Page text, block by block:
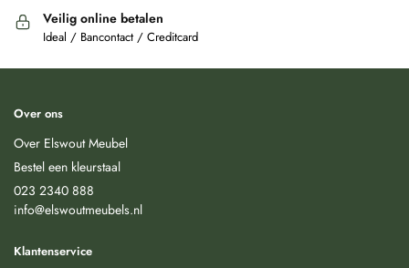
Veilig online betalen
Ideal / Bancontact / Creditcard
Over ons
Over Elswout Meubel
Bestel een kleurstaal
023 2340 888
info@elswoutmeubels.nl
Klantenservice